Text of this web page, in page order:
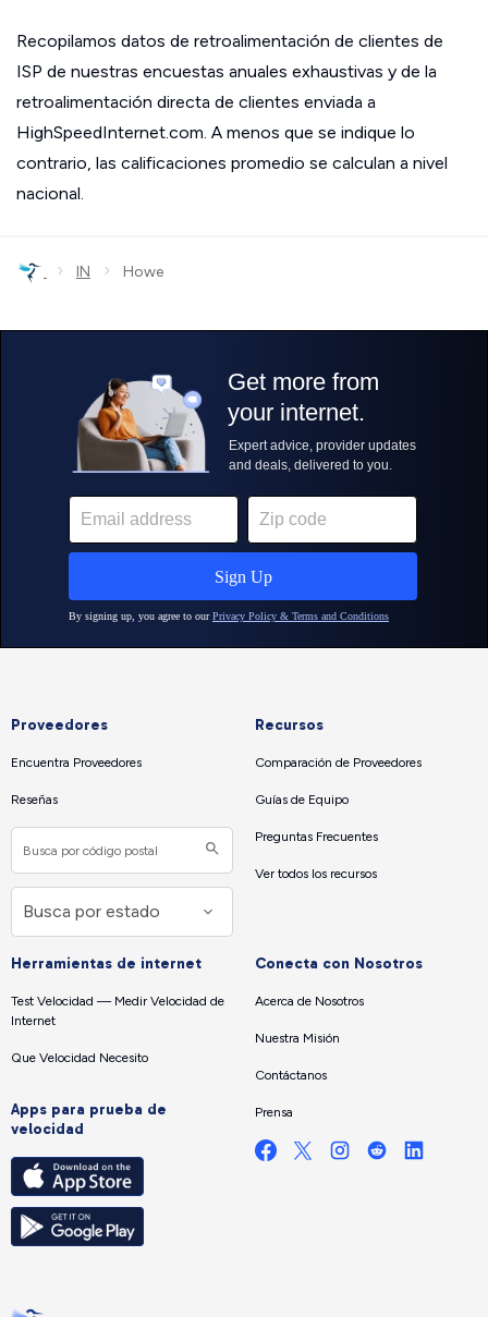
Recopilamos datos de retroalimentación de clientes de
ISP de nuestras encuestas anuales exhaustivas y de la
retroalimentación directa de clientes enviada a
HighSpeedInternet.com. A menos que se indique lo
contrario, las calificaciones promedio se calculan a nivel
nacional.
› IN › Howe
Proveedores
Encuentra Proveedores
Reseñas
Recursos
Comparación de Proveedores
Guías de Equipo
Preguntas Frecuentes
Ver todos los recursos
Herramientas de internet
Test Velocidad — Medir Velocidad de
Internet
Que Velocidad Necesito
Apps para prueba de
velocidad
Conecta con Nosotros
Acerca de Nosotros
Nuestra Misión
Contáctanos
Prensa